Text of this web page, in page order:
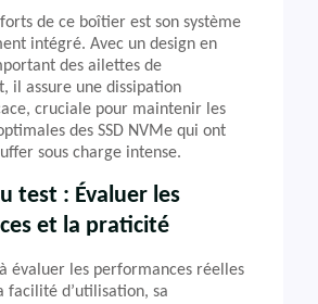
forts de ce boîtier est son système
intégré. Avec un design en
des ailettes de
il assure une dissipation
cruciale pour maintenir les
des SSD NVMe qui ont
sous charge intense.
test : Évaluer les
et la praticité
évaluer les performances réelles
facilité d’utilisation, sa